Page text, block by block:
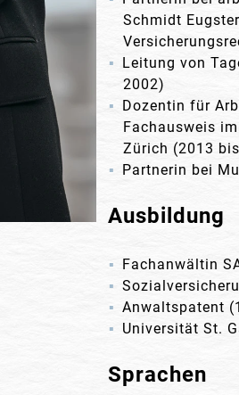
Schmidt
Leitung von
2002)
Dozentin für
Fachausweis
Zürich (2013
Partnerin bei
Ausbildung
Fachanwältin
Anwaltspatent
Universität St.
Sprachen